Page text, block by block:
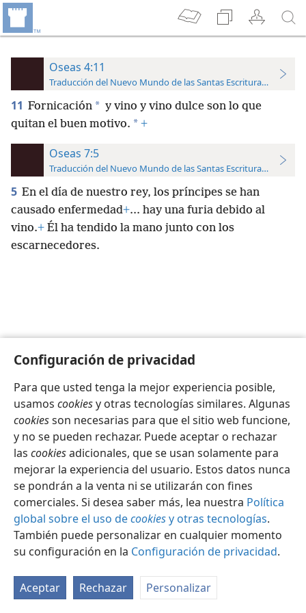
Configuración de privacidad
Para que usted tenga la mejor experiencia posible,
usamos cookiesy otras tecnologías similares. Algunas
cookiesson necesarias para que el sitio web funcione,
y no se pueden rechazar. Puede aceptar o rechazar
las cookiesadicionales, que se usan solamente para
mejorar la experiencia del usuario. Estos datos nunca
se pondrán a la venta ni se utilizarán con fines
comerciales. Si desea saber más, lea nuestra Política
global sobre el uso decookiesy otras tecnologías.
También puede personalizar en cualquier momento
su configuración en la Configuración de privacidad.
Aceptar Rechazar Personalizar
Oseas 4:11
Traducción del Nuevo Mundo de las Santas Escrituras (con
11 Fornicación * y vino y vino dulce son lo que
quitan el buen motivo. * +
Oseas 7:5
Traducción del Nuevo Mundo de las Santas Escrituras (con
5 En el día de nuestro rey, los príncipes se han
causado enfermedad+.⁠.⁠. hay una furia debido al
vino.+ Él ha tendido la mano junto con los
escarnecedores.
Español Configuración
Copyright© 2026 Watch Tower Bible and Tract Society of Pennsylvania
Condiciones de uso
Política de privacidad
Configuración de privacidad
JW.ORG Iniciar sesión